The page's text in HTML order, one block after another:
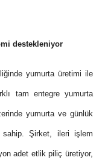
destekleniyor
yumurta üretimi ile
tam entegre yumurta
yumurta ve günlük
Şirket, ileri işlem
adet etlik piliç üretiyor,